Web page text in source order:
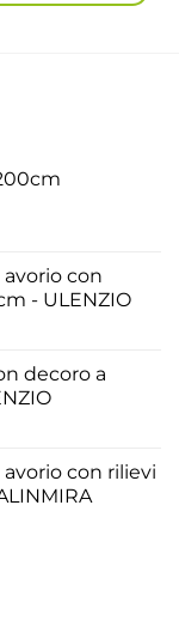
con
- ULENZIO
decoro a
con rilievi